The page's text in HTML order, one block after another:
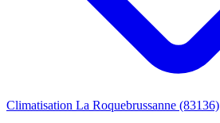
Climatisation La Roquebrussanne (83136)